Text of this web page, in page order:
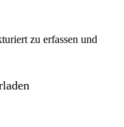
zu erfassen und